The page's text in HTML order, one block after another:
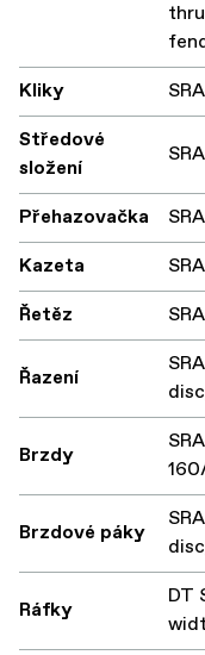
Kliky
Středové
složení
Přehazovačka
Kazeta
Řetěz
Řazení
Brzdy
Brzdové páky
Ráfky
DT